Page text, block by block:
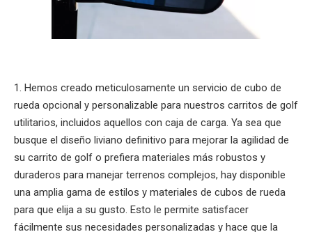
1. Hemos creado meticulosamente un servicio de cubo de
rueda opcional y personalizable para nuestros carritos de golf
utilitarios, incluidos aquellos con caja de carga. Ya sea que
busque el diseño liviano definitivo para mejorar la agilidad de
su carrito de golf o prefiera materiales más robustos y
duraderos para manejar terrenos complejos, hay disponible
una amplia gama de estilos y materiales de cubos de rueda
para que elija a su gusto. Esto le permite satisfacer
fácilmente sus necesidades personalizadas y hace que la